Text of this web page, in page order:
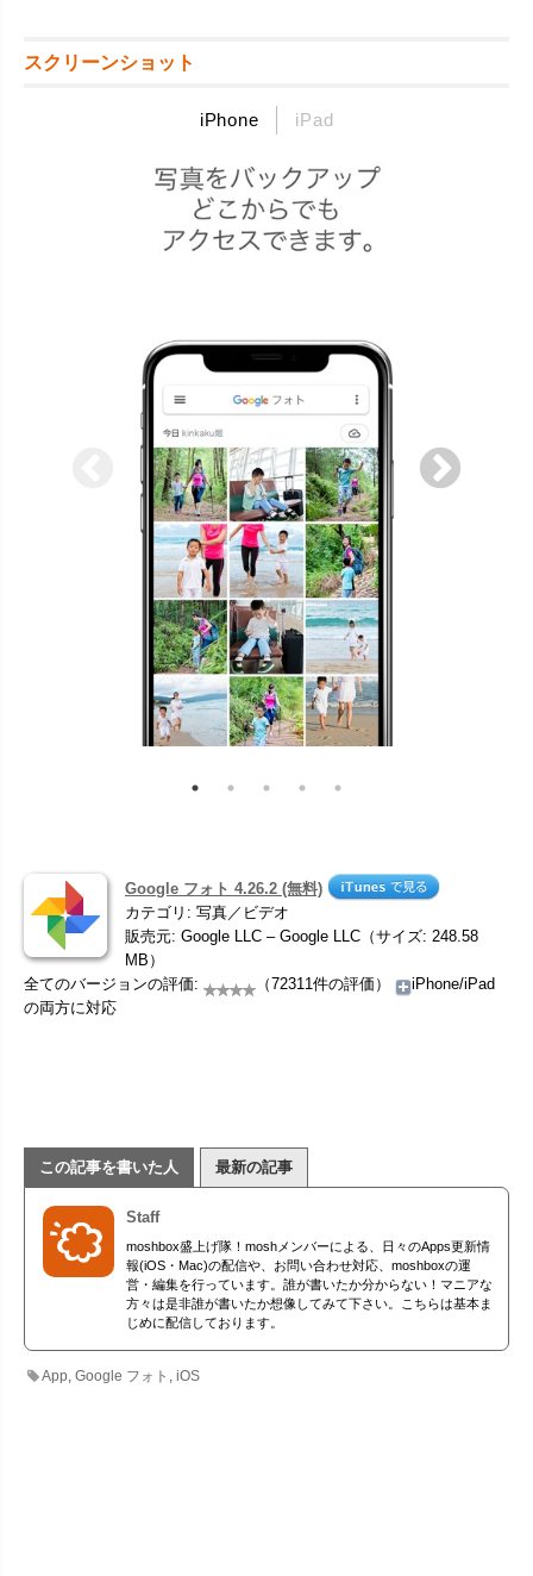
スクリーンショット
iPhone iPad
Google フォト 4.26.2 (無料)
カテゴリ: 写真／ビデオ
販売元: Google LLC – Google LLC（サイズ: 248.58
MB）
全てのバージョンの評価:
（72311件の評価）
iPhone/iPad
の両方に対応
この記事を書いた人 最新の記事
Staff
moshbox盛上げ隊！moshメンバーによる、日々のApps更新情
報(iOS・Mac)の配信や、お問い合わせ対応、moshboxの運
営・編集を行っています。誰が書いたか分からない！マニアな
方々は是非誰が書いたか想像してみて下さい。こちらは基本ま
じめに配信しております。
App ,Google フォト ,iOS